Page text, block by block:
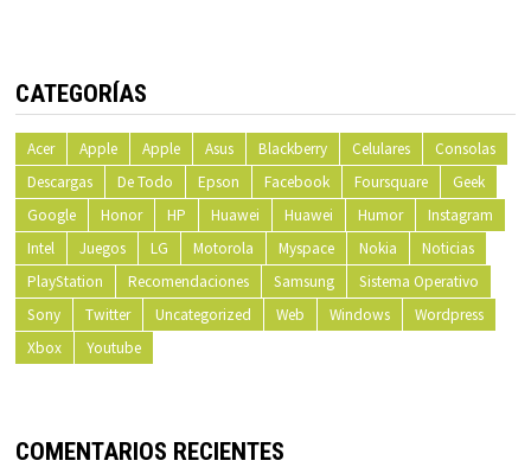
CATEGORÍAS
Acer Apple Apple Asus Blackberry Celulares
Consolas
Descargas
De Todo Epson Facebook Foursquare
Geek
Google
Honor HP Huawei Huawei Humor
Instagram
Intel
Juegos LG Motorola Myspace Nokia
Noticias
PlayStation
Recomendaciones Samsung
Sistema Operativo
Sony
Twitter Uncategorized Web Windows
Wordpress
Xbox
Youtube
COMENTARIOS RECIENTES